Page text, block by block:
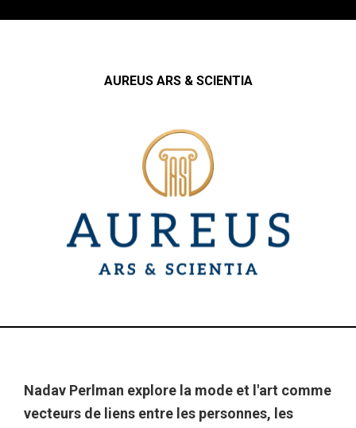
AUREUS ARS & SCIENTIA
Nadav Perlman explore la mode et l'art comme
vecteurs de liens entre les personnes, les